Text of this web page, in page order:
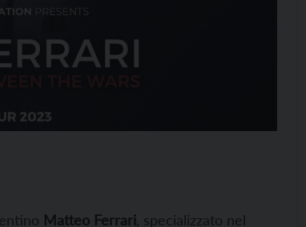
Matteo Ferrari, specializzato nel